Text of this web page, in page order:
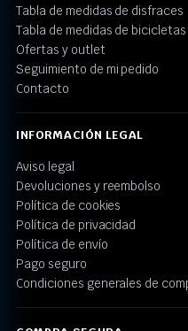
Tabla de medidas de disfraces
Tabla de medidas de bicicletas
Ofertas y outlet
Seguimiento de mi pedido
Contacto
INFORMACIÓN LEGAL
Aviso legal
Devoluciones y reembolso
Política de cookies
Política de privacidad
Política de envío
Pago seguro
Condiciones generales de